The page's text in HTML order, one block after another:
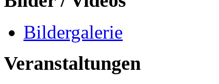
Bildergalerie
Veranstaltungen